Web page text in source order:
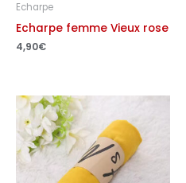
Echarpe
Echarpe femme Vieux rose
4,90€